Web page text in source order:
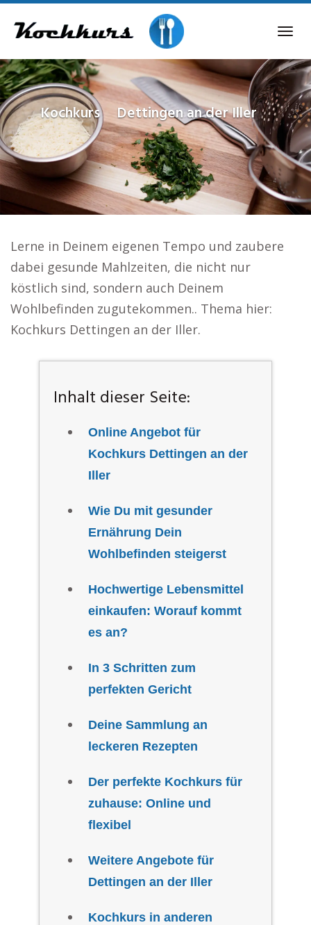
content
Kochkurs Dettingen an der Iller
Lerne in Deinem eigenen Tempo und zaubere
dabei gesunde Mahlzeiten, die nicht nur
köstlich sind, sondern auch Deinem
Wohlbefinden zugutekommen.. Thema hier:
Kochkurs Dettingen an der Iller.
Inhalt dieser Seite:
Online Angebot für
Kochkurs Dettingen an der
Iller
Wie Du mit gesunder
Ernährung Dein
Wohlbefinden steigerst
Hochwertige Lebensmittel
einkaufen: Worauf kommt
es an?
In 3 Schritten zum
perfekten Gericht
Deine Sammlung an
leckeren Rezepten
Der perfekte Kochkurs für
zuhause: Online und
flexibel
Weitere Angebote für
Dettingen an der Iller
Kochkurs in anderen